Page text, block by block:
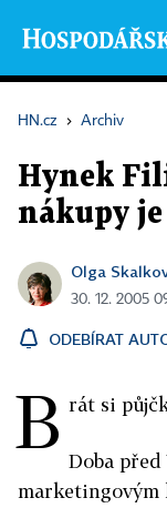
HN.cz › Archiv
Hynek
nákupy
Olga
30. 12. 2005
ODEBÍRAT
B rát si
Doba
marketingovým